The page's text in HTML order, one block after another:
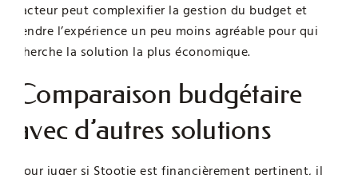
facteur peut complexifier la gestion du budget et
rendre l’expérience un peu moins agréable pour qui
cherche la solution la plus économique.
Comparaison budgétaire
avec d’autres solutions
Pour juger si Stootie est financièrement pertinent, il